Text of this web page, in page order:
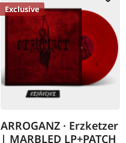
Exclusive
ARROGANZ · Erzketzer
| MARBLED LP+PATCH